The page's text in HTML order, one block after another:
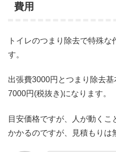
費用
トイレのつまり除去で特殊
す。
出張費3000円とつまり除去
7000円(税抜き)になります。
目安価格ですが、人が動く
かかるのですが、見積もりは